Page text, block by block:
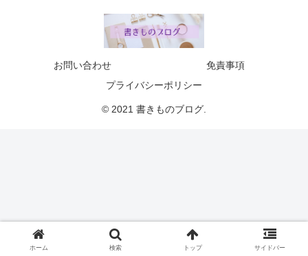
お問い合わせ
免責事項
プライバシーポリシー
© 2021 書きものブログ.
ホーム 検索 トップ サイドバー